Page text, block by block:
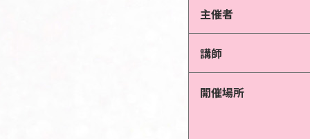
主催者
講師
開催場所